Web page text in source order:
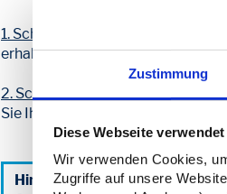
Zustimmung
Diese Webseite
Wir verwenden Cookies,
Zugriffe auf unsere
1. Schritt:
Sie
erhalten Sie auch Ihre
2. Schritt:Die Lizenzierung.(auch
Sie Ihre
Hinweis: MitLizenzerokönnen